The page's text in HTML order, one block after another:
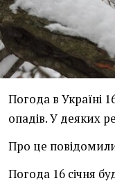
Погода в Україні
опадів. У деяких
Про це
Погода 16 січня